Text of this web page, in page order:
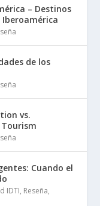
– Destinos
de los
vs.
Cuando el
IDTI, Reseña,